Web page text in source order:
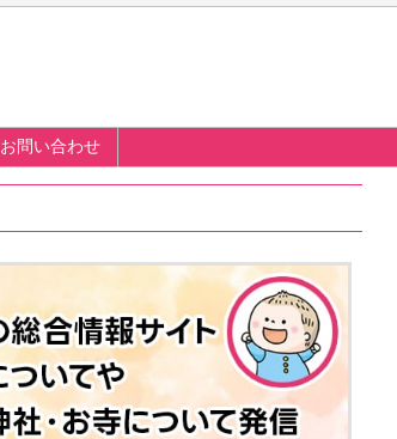
お問い合わせ